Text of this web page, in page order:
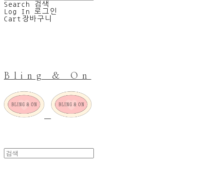
Search
검색
Log In
로그인
Cart 장바구니
Bling & On